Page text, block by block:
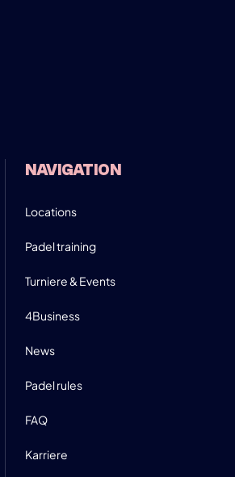
NAVIGATION
Locations
Padel training
Turniere & Events
4Business
News
Padel rules
FAQ
Karriere